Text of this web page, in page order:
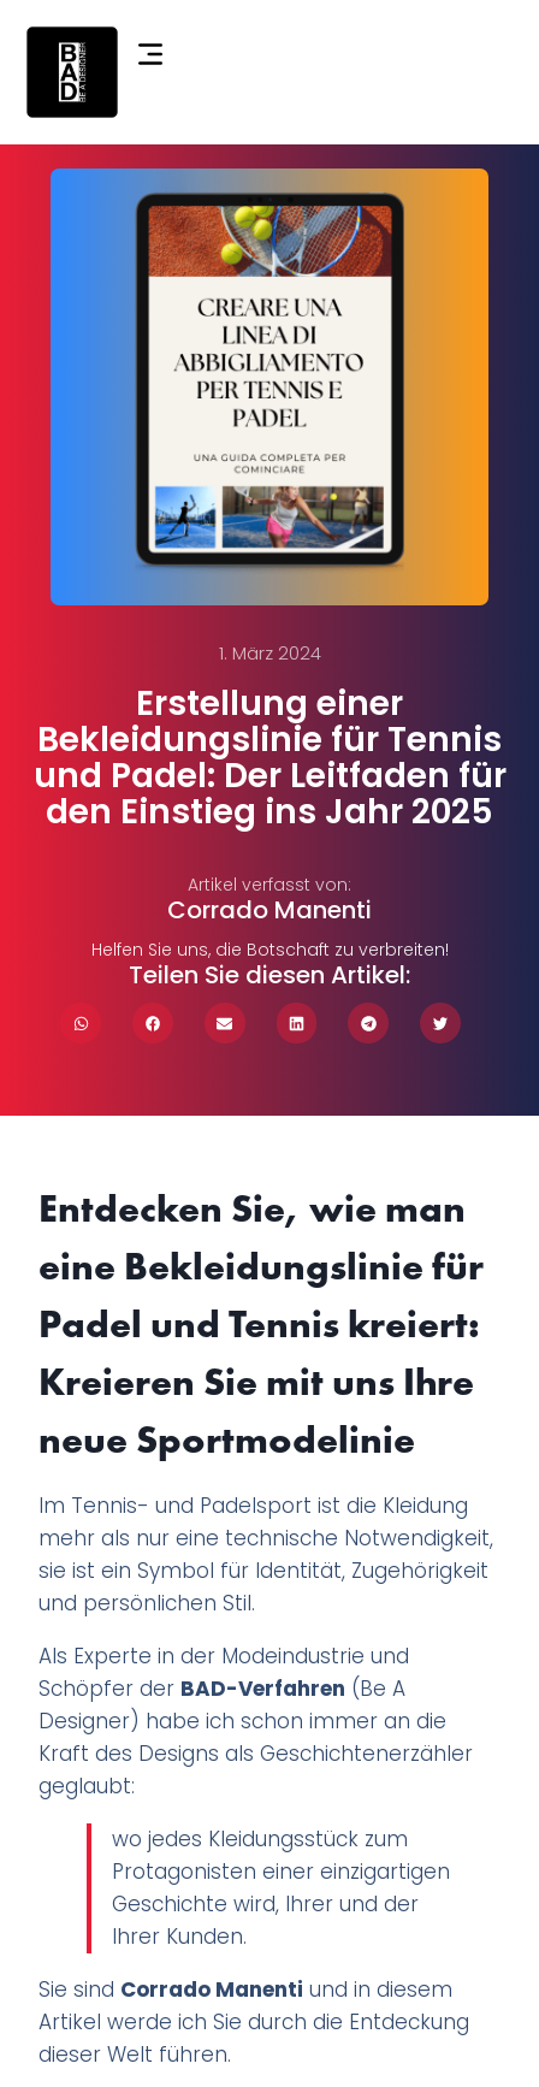
1. März 2024
Erstellung einer
Bekleidungslinie für Tennis
und Padel: Der Leitfaden für
den Einstieg ins Jahr 2025
Artikel verfasst von:
Corrado Manenti
Helfen Sie uns, die Botschaft zu verbreiten!
Teilen Sie diesen Artikel:
Entdecken Sie, wie man
eine Bekleidungslinie für
Padel und Tennis kreiert:
Kreieren Sie mit uns Ihre
neue Sportmodelinie
Im Tennis- und Padelsport ist die Kleidung
mehr als nur eine technische Notwendigkeit,
sie ist ein Symbol für Identität, Zugehörigkeit
und persönlichen Stil.
Als Experte in der Modeindustrie und
Schöpfer der BAD-Verfahren (Be A
Designer) habe ich schon immer an die
Kraft des Designs als Geschichtenerzähler
geglaubt:
wo jedes Kleidungsstück zum
Protagonisten einer einzigartigen
Geschichte wird, Ihrer und der
Ihrer Kunden.
Sie sind Corrado Manenti und in diesem
Artikel werde ich Sie durch die Entdeckung
dieser Welt führen.